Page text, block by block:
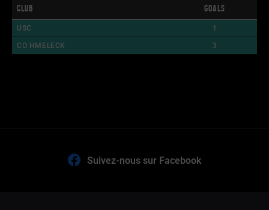
Club Goals
USC 1
CO HMELECK 3
Suivez-nous sur Facebook